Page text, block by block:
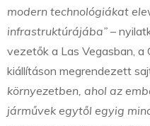
modern technológiákat
infrastruktúrájába” –
vezetők a Las Vegasban, a
kiállításon megrendezett
környezetben, ahol az
járművek egytől egyig